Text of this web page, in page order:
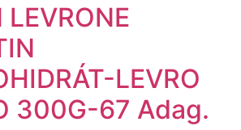
LEVRONE
LEVRO
300G-67 Adag.